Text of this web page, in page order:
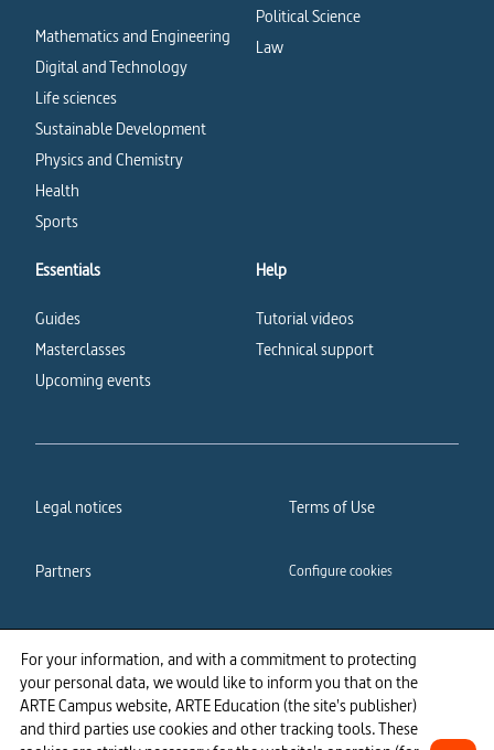
For your information, and with a commitment to protecting
your personal data, we would like to inform you that on the
ARTE Campus website, ARTE Education (the site's publisher)
and third parties use cookies and other tracking tools. These
Mathematics and Engineering
Digital and Technology
Life sciences
Sustainable Development
Physics and Chemistry
Health
Sports
Political Science
Law
Essentials
Guides
Masterclasses
Upcoming events
Help
Tutorial videos
Technical support
Legal notices Terms of Use
Partners Configure cookies
Cookies policy Privacy policy
Accessibility: partially
compliant